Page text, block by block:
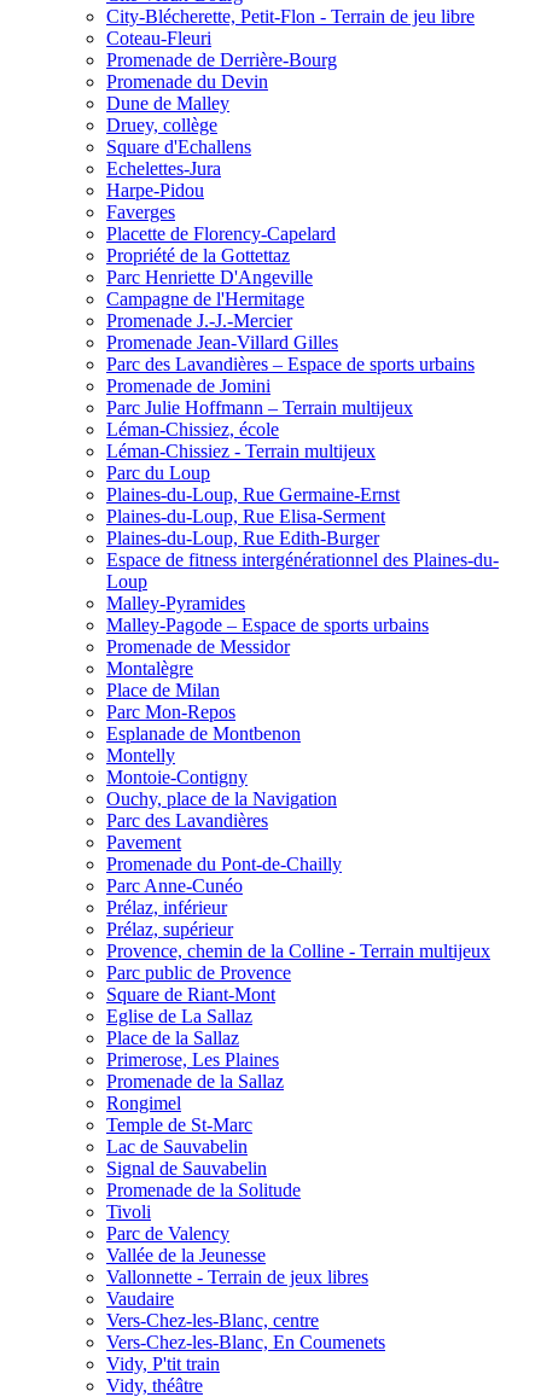
City-Blécherette, Petit-Flon - Terrain de jeu libre
Coteau-Fleuri
Promenade de Derrière-Bourg
Promenade du Devin
Dune de Malley
Druey, collège
Square d'Echallens
Echelettes-Jura
Harpe-Pidou
Faverges
Placette de Florency-Capelard
Propriété de la Gottettaz
Parc Henriette D'Angeville
Campagne de l'Hermitage
Promenade J.-J.-Mercier
Promenade Jean-Villard Gilles
Parc des Lavandières – Espace de sports urbains
Promenade de Jomini
Parc Julie Hoffmann – Terrain multijeux
Léman-Chissiez, école
Léman-Chissiez - Terrain multijeux
Parc du Loup
Plaines-du-Loup, Rue Germaine-Ernst
Plaines-du-Loup, Rue Elisa-Serment
Plaines-du-Loup, Rue Edith-Burger
Espace de fitness intergénérationnel des Plaines-du-
Loup
Malley-Pyramides
Malley-Pagode – Espace de sports urbains
Promenade de Messidor
Montalègre
Place de Milan
Parc Mon-Repos
Esplanade de Montbenon
Montelly
Montoie-Contigny
Ouchy, place de la Navigation
Parc des Lavandières
Pavement
Promenade du Pont-de-Chailly
Parc Anne-Cunéo
Prélaz, inférieur
Prélaz, supérieur
Provence, chemin de la Colline - Terrain multijeux
Parc public de Provence
Square de Riant-Mont
Eglise de La Sallaz
Place de la Sallaz
Primerose, Les Plaines
Promenade de la Sallaz
Rongimel
Temple de St-Marc
Lac de Sauvabelin
Signal de Sauvabelin
Promenade de la Solitude
Tivoli
Parc de Valency
Vallée de la Jeunesse
Vallonnette - Terrain de jeux libres
Vaudaire
Vers-Chez-les-Blanc, centre
Vers-Chez-les-Blanc, En Coumenets
Vidy, P'tit train
Vidy, théâtre